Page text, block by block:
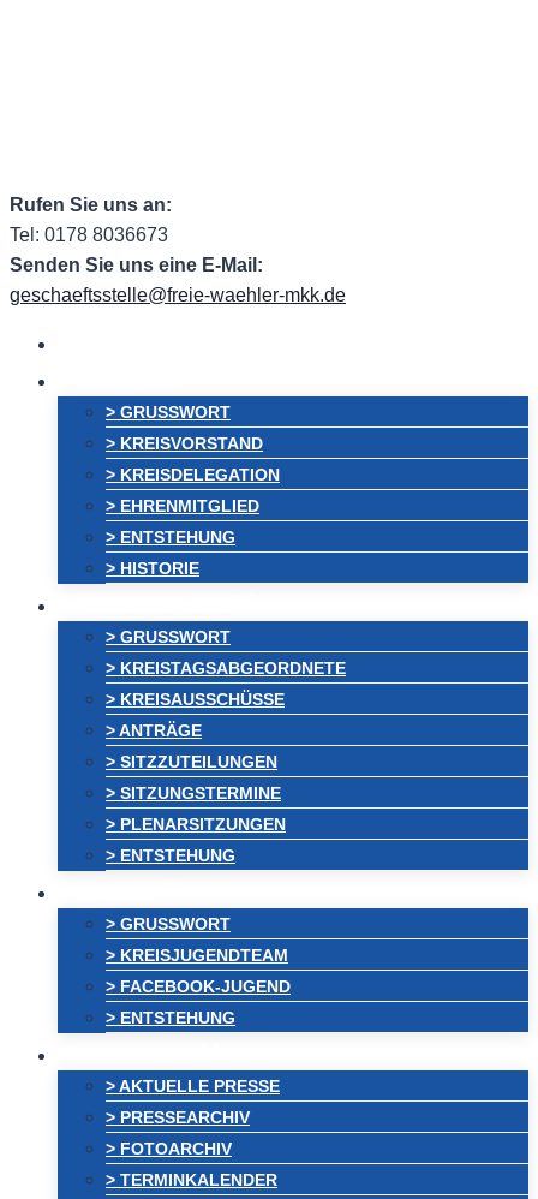
Rufen Sie uns an:
Tel: 0178 8036673
Senden Sie uns eine E-Mail:
geschaeftsstelle@freie-waehler-mkk.de
> GRUSSWORT
> KREISVORSTAND
> KREISDELEGATION
> EHRENMITGLIED
> ENTSTEHUNG
> HISTORIE
> GRUSSWORT
> KREISTAGSABGEORDNETE
> KREISAUSSCHÜSSE
> ANTRÄGE
> SITZZUTEILUNGEN
> SITZUNGSTERMINE
> PLENARSITZUNGEN
> ENTSTEHUNG
> GRUSSWORT
> KREISJUGENDTEAM
> FACEBOOK-JUGEND
> ENTSTEHUNG
> AKTUELLE PRESSE
> PRESSEARCHIV
> FOTOARCHIV
> TERMINKALENDER